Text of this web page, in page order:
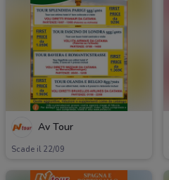
Av Tour
Scade il 22/09